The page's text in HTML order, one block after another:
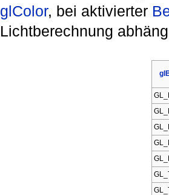
glColor, bei aktivierter
Lichtberechnung